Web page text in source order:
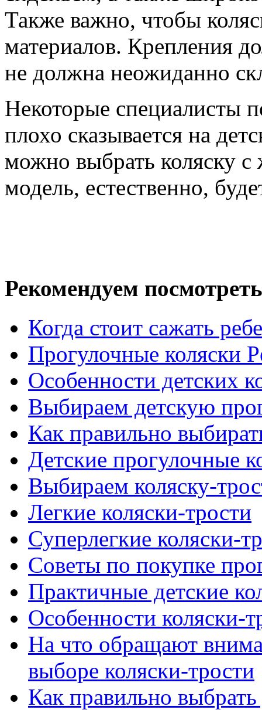
Также важно, чтобы
материалов. Крепления
не должна неожиданно
Некоторые специалисты
плохо сказывается на
можно выбрать коляску
модель, естественно,
Рекомендуем
Когда стоит сажать
Прогулочные коляски
Особенности детских
Выбираем детскую
Как правильно
Детские прогулочные
Выбираем коляску-
Легкие коляски-трости
Суперлегкие коляски-
Советы по покупке
Практичные детские
Особенности коляски-
На что обращают
выборе коляски-трости
Как правильно